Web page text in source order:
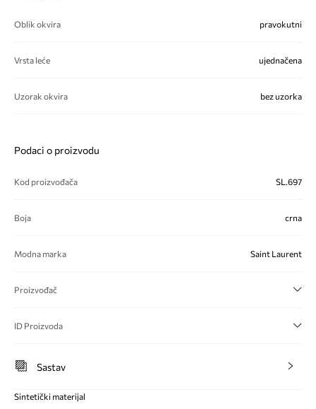
Oblik okvira pravokutni
Vrsta leće ujednačena
Uzorak okvira bez uzorka
Podaci o proizvodu
Kod proizvođača SL.697
Boja crna
Modna marka Saint Laurent
Proizvođač
ID Proizvoda
Sastav
Sintetički materijal